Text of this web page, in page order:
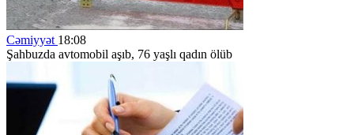
Cəmiyyət 18:08
Şahbuzda avtomobil aşıb, 76 yaşlı qadın ölüb